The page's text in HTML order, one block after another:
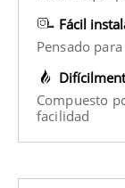
Fácil
Pensado
Compuesto
facilidad